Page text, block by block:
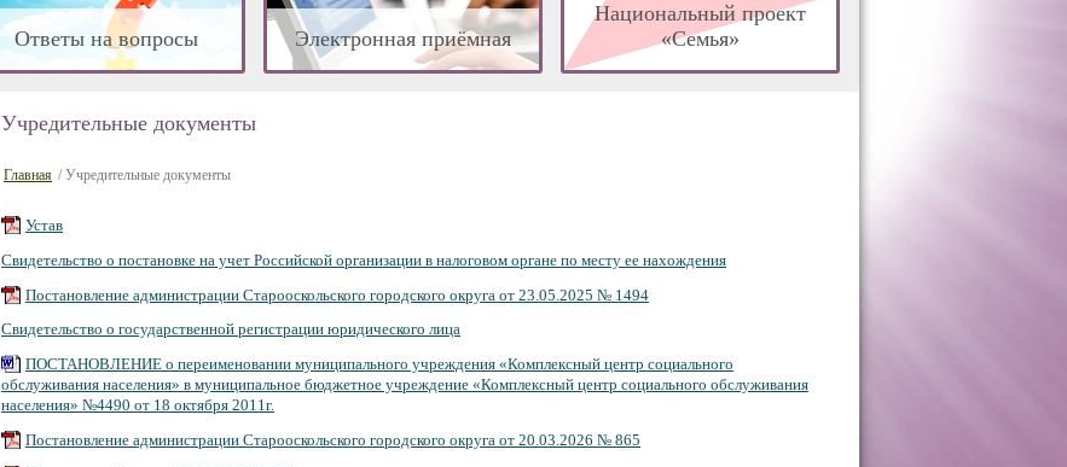
Ответы на вопросы Электронная приёмная
Национальный проект
«Семья»
Учредительные документы
Главная / Учредительные документы
Устав
Свидетельство о постановке на учет Российской организации в налоговом органе по месту ее нахождения
Постановление администрации Старооскольского городского округа от 23.05.2025 № 1494
Свидетельство о государственной регистрации юридического лица
ПОСТАНОВЛЕНИЕ о переименовании муниципального учреждения «Комплексный центр социального
обслуживания населения» в муниципальное бюджетное учреждение «Комплексный центр социального обслуживания
населения» №4490 от 18 октября 2011г.
Постановление администрации Старооскольского городского округа от 20.03.2026 № 865